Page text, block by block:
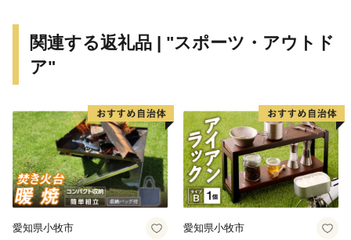
で、日々の生活にアクセントをつけてみてはいかがです
か？
関連する返礼品 | "スポーツ・アウトド
ア"
愛知県小牧市 愛知県小牧市